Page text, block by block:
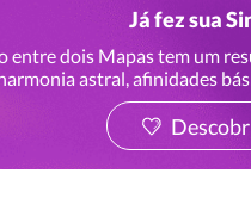
Já fez sua
entre dois Mapas tem um
astral, afinidades